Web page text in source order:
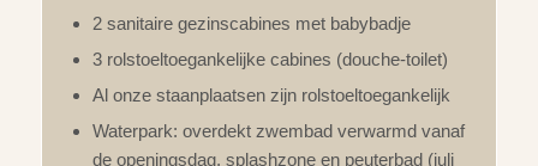
2 sanitaire gezinscabines met babybadje
3 rolstoeltoegankelijke cabines (douche-toilet)
Al onze staanplaatsen zijn rolstoeltoegankelijk
Waterpark: overdekt zwembad verwarmd vanaf
de openingsdag, splashzone en peuterbad (juli